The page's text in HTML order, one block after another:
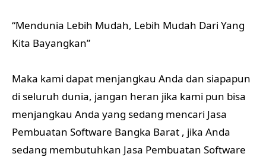
“Mendunia Lebih Mudah, Lebih Mudah Dari Yang
Kita Bayangkan”
Maka kami dapat menjangkau Anda dan siapapun
di seluruh dunia, jangan heran jika kami pun bisa
menjangkau Anda yang sedang mencari Jasa
Pembuatan Software Bangka Barat , jika Anda
sedang membutuhkan Jasa Pembuatan Software